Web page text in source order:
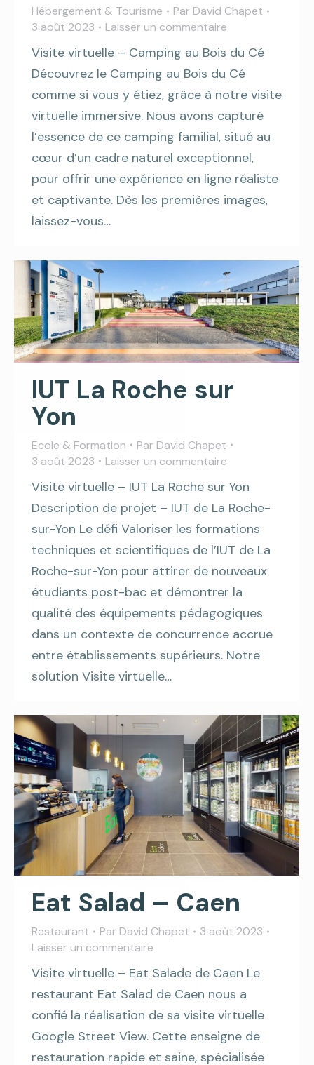
Hébergement & Tourisme Par David Chapet
3 août 2023
Laisser un commentaire
Visite virtuelle – Camping au Bois du Cé
Découvrez le Camping au Bois du Cé
comme si vous y étiez, grâce à notre visite
virtuelle immersive. Nous avons capturé
l’essence de ce camping familial, situé au
cœur d’un cadre naturel exceptionnel,
pour offrir une expérience en ligne réaliste
et captivante. Dès les premières images,
laissez-vous…
IUT La Roche sur
Yon
Ecole & Formation Par David Chapet
3 août 2023
Laisser un commentaire
Visite virtuelle – IUT La Roche sur Yon
Description de projet – IUT de La Roche-
sur-Yon Le défi Valoriser les formations
techniques et scientifiques de l’IUT de La
Roche-sur-Yon pour attirer de nouveaux
étudiants post-bac et démontrer la
qualité des équipements pédagogiques
dans un contexte de concurrence accrue
entre établissements supérieurs. Notre
solution Visite virtuelle…
Eat Salad – Caen
Restaurant Par David Chapet
3 août 2023
Laisser un commentaire
Visite virtuelle – Eat Salade de Caen Le
restaurant Eat Salad de Caen nous a
confié la réalisation de sa visite virtuelle
Google Street View. Cette enseigne de
restauration rapide et saine, spécialisée